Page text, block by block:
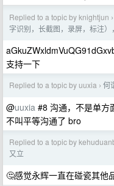
Replied to a topic by knightjun ›
字识别，长截图，录屏，标注
支持一下
Replied to a topic by uuxia › 何
@uuxia #8 沟通，不是单方
不叫平等沟通了 bro
Replied to a topic by
又立
🤔感觉永辉一直在碰瓷其他